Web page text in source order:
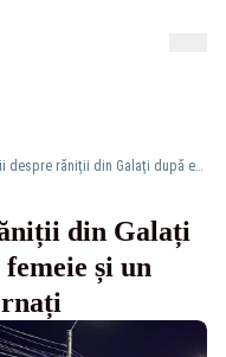
Noi informații despre răniții din Galați după explozia dronei: o femeie și un copil de 14 ani sunt internați
din Galați
și un